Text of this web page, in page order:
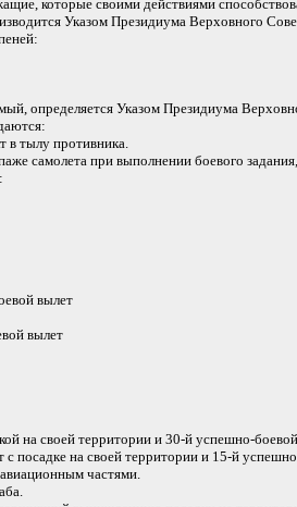
которые своими действиями
Указом Президиума Верховного
определяется Указом Президиума
в тылу противника.
самолета при выполнении боевого
вылет
вылет
на своей территории и 30-й успешно-
на своей территории и 15-й
частями.